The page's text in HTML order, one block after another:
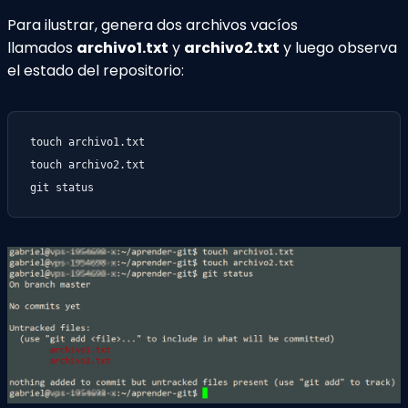
Para ilustrar, genera dos archivos vacíos
llamados archivo1.txt y archivo2.txt y luego observa
el estado del repositorio:
touch archivo1.txt
touch archivo2.txt
git status